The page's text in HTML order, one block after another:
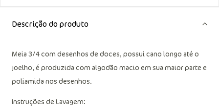
Descrição do produto
Meia 3/4 com desenhos de doces, possui cano longo até o
joelho, é produzida com algodão macio em sua maior parte e
poliamida nos desenhos.
Instruções de Lavagem: